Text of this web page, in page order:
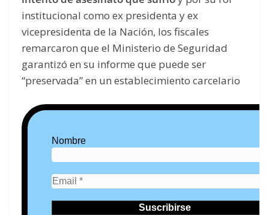
institucional como ex presidenta y ex
vicepresidenta de la Nación, los fiscales
remarcaron que el Ministerio de Seguridad
garantizó en su informe que puede ser
“preservada” en un establecimiento carcelario
Nombre